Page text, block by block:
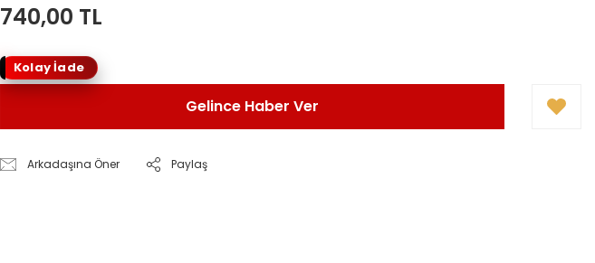
740,00 TL
Kolay İade
Gelince Haber Ver
Arkadaşına Öner Paylaş